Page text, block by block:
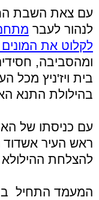
עם צאת השבת
לנהור לעבר
לקלוט את המונים
ומהסביבה,
בית ויז'ניץ מכל
בהילולת התנא
עם כניסתו של
ראש העיר אשדוד
להצלחת
המעמד התחיל